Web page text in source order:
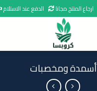
ارجاع المنتج مجانا الدفع عند الاستلام
أسمدة ومخصبات